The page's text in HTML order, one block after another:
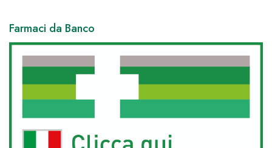
Farmaci da Banco